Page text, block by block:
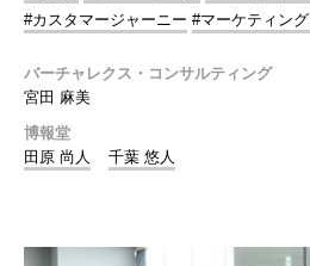
#カスタマージャーニー #マーケティン
バーチャレクス・コンサルティング
宮田 麻美
博報堂
田原 尚人
千葉 悠人